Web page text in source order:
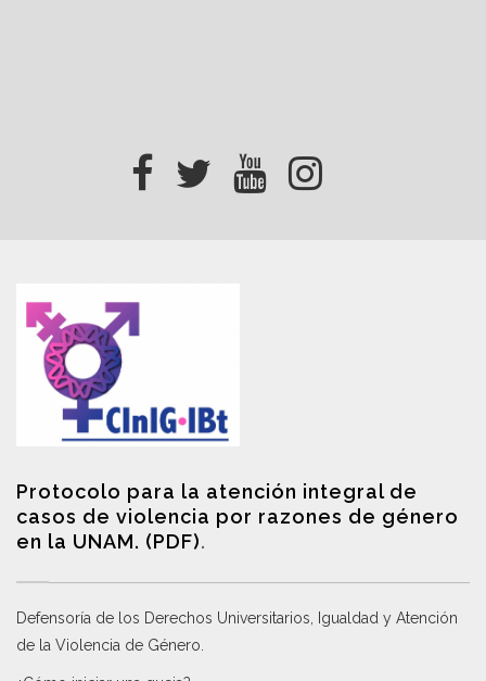
Protocolo para la atención integral de
casos de violencia por razones de género
en la UNAM. (PDF).
Defensoría de los Derechos Universitarios, Igualdad y Atención
de la Violencia de Género